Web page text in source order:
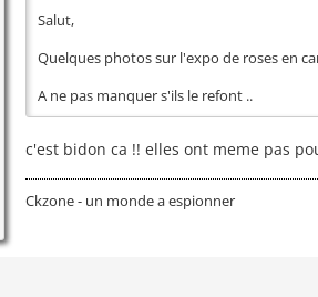
Salut,
Quelques photos sur l'expo de roses en
A ne pas manquer s'ils le refont ..
c'est bidon ca !! elles ont meme pas
Ckzone - un monde a espionner